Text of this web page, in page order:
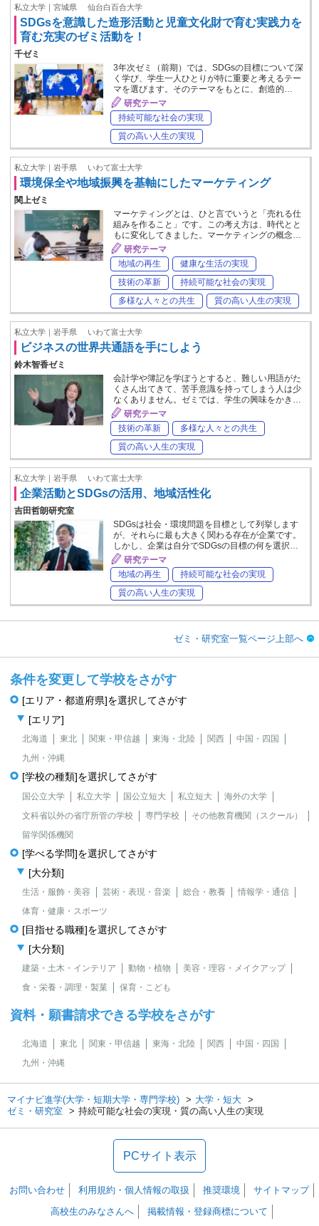
私立大学｜宮城県 仙台白百合大学
SDGsを意識した造形活動と児童文化財で育む実践力を
育む充実のゼミ活動を！
千ゼミ
3年次ゼミ（前期）では、SDGsの目標について深
く学び、学生一人ひとりが特に重要と考えるテー
マを選びます。そのテーマをもとに、創造的…
研究テーマ
持続可能な社会の実現
質の高い人生の実現
私立大学｜岩手県 いわて富士大学
環境保全や地域振興を基軸にしたマーケティング
関上ゼミ
マーケティングとは、ひと言でいうと「売れる仕
組みを作ること」です。この考え方は、時代とと
もに変化してきました。マーケティングの概念…
研究テーマ
地域の再生
健康な生活の実現
技術の革新
持続可能な社会の実現
多様な人々との共生
質の高い人生の実現
私立大学｜岩手県 いわて富士大学
ビジネスの世界共通語を手にしよう
鈴木智香ゼミ
会計学や簿記を学ぼうとすると、難しい用語がた
くさん出てきて、苦手意識を持ってしまう人は少
なくありません。ゼミでは、学生の興味をかき…
研究テーマ
技術の革新
多様な人々との共生
質の高い人生の実現
私立大学｜岩手県 いわて富士大学
企業活動とSDGsの活用、地域活性化
吉田哲朗研究室
SDGsは社会・環境問題を目標として列挙します
が、それらに最も大きく関わる存在が企業です。
しかし、企業は自分でSDGsの目標の何を選択…
研究テーマ
地域の再生
持続可能な社会の実現
質の高い人生の実現
ゼミ・研究室一覧ページ上部へ
条件を変更して学校をさがす
[エリア・都道府県]を選択してさがす
[エリア]
北海道 東北 関東・甲信越 東海・北陸 関西
中国・四国
九州・沖縄
[学校の種類]を選択してさがす
国公立大学 私立大学 国公立短大 私立短大
海外の大学
文科省以外の省庁所管の学校
専門学校
その他教育機関（スクール）
留学関係機関
[学べる学問]を選択してさがす
[大分類]
生活・服飾・美容 芸術・表現・音楽 総合・教養
情報学・通信
体育・健康・スポーツ
[目指せる職種]を選択してさがす
[大分類]
建築・土木・インテリア 動物・植物
美容・理容・メイクアップ
食・栄養・調理・製菓
保育・こども
資料・願書請求できる学校をさがす
北海道 東北 関東・甲信越 東海・北陸 関西
中国・四国
九州・沖縄
マイナビ進学(大学・短期大学・専門学校)
大学・短大
ゼミ・研究室
持続可能な社会の実現・質の高い人生の実現
PCサイト表示
お問い合わせ 利用規約・個人情報の取扱 推奨環境
サイトマップ
高校生のみなさんへ
掲載情報・登録商標について